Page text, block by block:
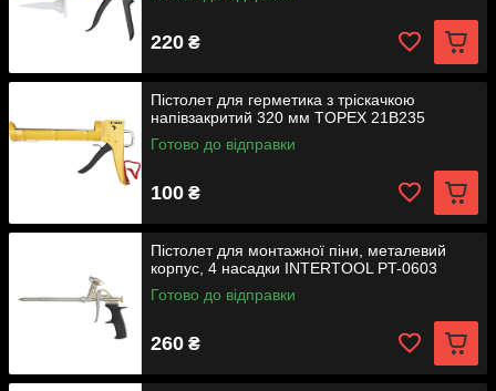
220 ₴
Пістолет для герметика з тріскачкою
напівзакритий 320 мм TOPEX 21B235
Готово до відправки
100 ₴
Пістолет для монтажної піни, металевий
корпус, 4 насадки INTERTOOL PT-0603
Готово до відправки
260 ₴